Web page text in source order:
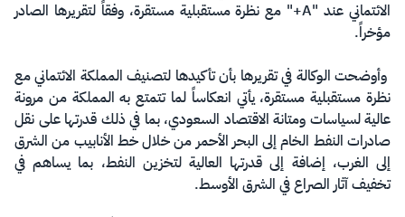
الائتماني عند "A+" مع نظرة مستقبلية مستقرة، وفقاً لتقريرها الصادر
مؤخراً.
وأوضحت الوكالة في تقريرها بأن تأكيدها لتصنيف المملكة الائتماني مع
نظرة مستقبلية مستقرة، يأتي انعكاساً لما تتمتع به المملكة من مرونة
عالية لسياسات ومتانة الاقتصاد السعودي، بما في ذلك قدرتها على نقل
صادرات النفط الخام إلى البحر الأحمر من خلال خط الأنابيب من الشرق
إلى الغرب، إضافة إلى قدرتها العالية لتخزين النفط، بما يساهم في
تخفيف آثار الصراع في الشرق الأوسط.